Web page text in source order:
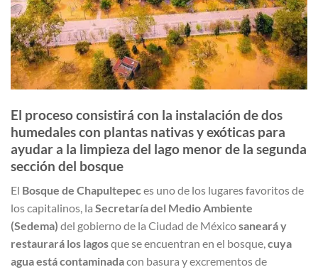
El proceso consistirá con la instalación de dos
humedales con plantas nativas y exóticas para
ayudar a la limpieza del lago menor de la segunda
sección del bosque
El Bosque de Chapultepeces uno de los lugares favoritos de
los capitalinos, la Secretaría del Medio Ambiente
(Sedema) del gobierno de la Ciudad de Méxicosaneará y
restaurará los lagosque se encuentran en el bosque,cuya
agua está contaminadacon basura y excrementos de